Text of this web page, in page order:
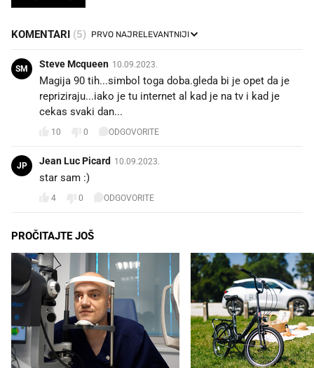
KOMENTARI (5)
SM Steve Mcqueen 10.09.2023.
Magija 90 tih...simbol toga doba.gleda bi je opet da je
repriziraju...iako je tu internet al kad je na tv i kad je
cekas svaki dan...
10 0 ODGOVORITE
JP Jean Luc Picard 10.09.2023.
star sam :)
4 0 ODGOVORITE
PROČITAJTE JOŠ